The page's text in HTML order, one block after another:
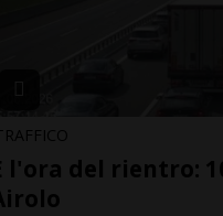
l'ora del rientro: